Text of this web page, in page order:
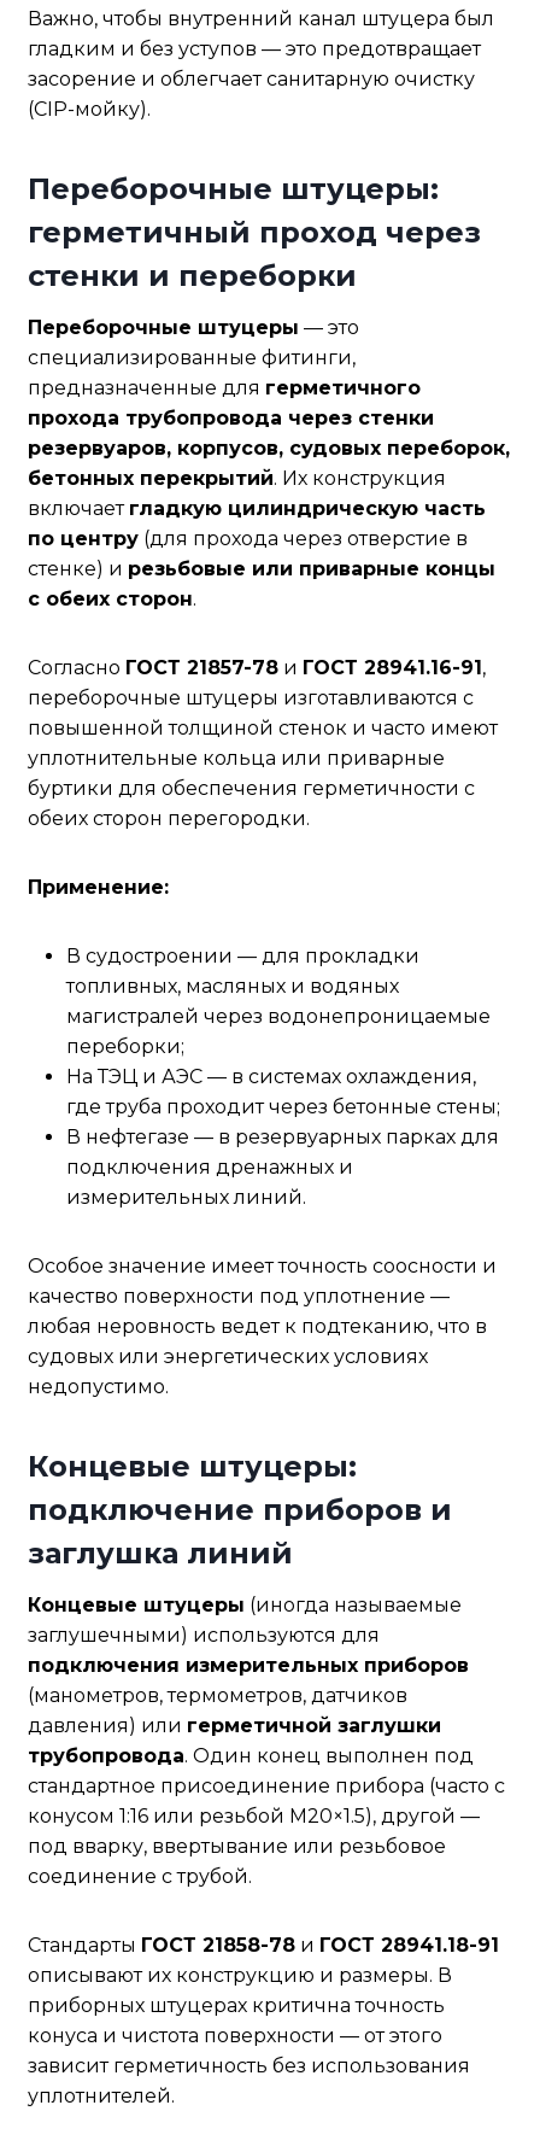
Важно, чтобы внутренний канал штуцера был
гладким и без уступов — это предотвращает
засорение и облегчает санитарную очистку
(CIP-мойку).
Переборочные штуцеры:
герметичный проход через
стенки и переборки
Переборочные штуцеры — это
специализированные фитинги,
предназначенные для герметичного
прохода трубопровода через стенки
резервуаров, корпусов, судовых переборок,
бетонных перекрытий. Их конструкция
включает гладкую цилиндрическую часть
по центру (для прохода через отверстие в
стенке) и резьбовые или приварные концы
с обеих сторон.
Согласно ГОСТ 21857-78 и ГОСТ 28941.16-91,
переборочные штуцеры изготавливаются с
повышенной толщиной стенок и часто имеют
уплотнительные кольца или приварные
буртики для обеспечения герметичности с
обеих сторон перегородки.
Применение:
В судостроении — для прокладки
топливных, масляных и водяных
магистралей через водонепроницаемые
переборки;
На ТЭЦ и АЭС — в системах охлаждения,
где труба проходит через бетонные стены;
В нефтегазе — в резервуарных парках для
подключения дренажных и
измерительных линий.
Особое значение имеет точность соосности и
качество поверхности под уплотнение —
любая неровность ведет к подтеканию, что в
судовых или энергетических условиях
недопустимо.
Концевые штуцеры:
подключение приборов и
заглушка линий
Концевые штуцеры (иногда называемые
заглушечными) используются для
подключения измерительных приборов
(манометров, термометров, датчиков
давления) или герметичной заглушки
трубопровода. Один конец выполнен под
стандартное присоединение прибора (часто с
конусом 1:16 или резьбой М20×1.5), другой —
под вварку, ввертывание или резьбовое
соединение с трубой.
Стандарты ГОСТ 21858-78 и ГОСТ 28941.18-91
описывают их конструкцию и размеры. В
приборных штуцерах критична точность
конуса и чистота поверхности — от этого
зависит герметичность без использования
уплотнителей.